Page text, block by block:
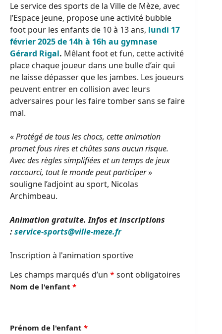
Le service des sports de la Ville de Mèze, avec
l’Espace jeune, propose une activité bubble
foot pour les enfants de 10 à 13 ans, lundi 17
février 2025 de 14h à 16h au gymnase
Gérard Rigal. Mêlant foot et fun, cette activité
place chaque joueur dans une bulle d’air qui
ne laisse dépasser que les jambes. Les joueurs
peuvent entrer en collision avec leurs
adversaires pour les faire tomber sans se faire
mal.
«Protégé de tous les chocs, cette animation
promet fous rires et chûtes sans aucun risque.
Avec des règles simplifiées et un temps de jeux
raccourci, tout le monde peut participer»
souligne l’adjoint au sport, Nicolas
Archimbeau.
Animation gratuite. Infos et inscriptions
:service-sports@ville-meze.fr
Inscription à l'animation sportive
Les champs marqués d’un * sont obligatoires
Nom de l'enfant *
Prénom de l'enfant *